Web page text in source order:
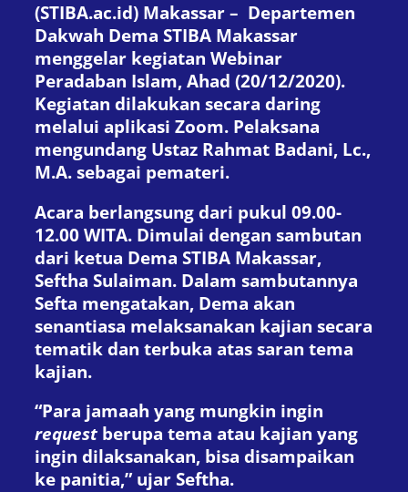
(STIBA.ac.id) Makassar – Departemen
Dakwah Dema STIBA Makassar
menggelar kegiatan Webinar
Peradaban Islam, Ahad (20/12/2020).
Kegiatan dilakukan secara daring
melalui aplikasi Zoom. Pelaksana
mengundang Ustaz Rahmat Badani, Lc.,
M.A. sebagai pemateri.
Acara berlangsung dari pukul 09.00-
12.00 WITA. Dimulai dengan sambutan
dari ketua Dema STIBA Makassar,
Seftha Sulaiman. Dalam sambutannya
Sefta mengatakan, Dema akan
senantiasa melaksanakan kajian secara
tematik dan terbuka atas saran tema
kajian.
“Para jamaah yang mungkin ingin
request berupa tema atau kajian yang
ingin dilaksanakan, bisa disampaikan
ke panitia,” ujar Seftha.